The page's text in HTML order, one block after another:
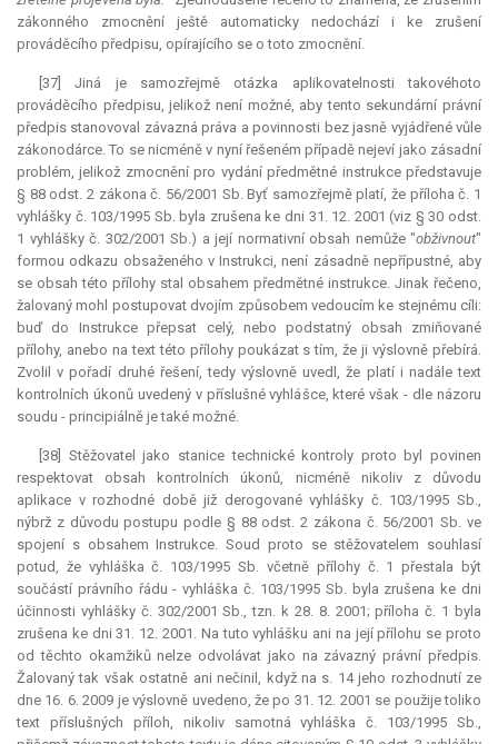
zákonného zmocnění ještě automaticky nedochází i ke zrušení
prováděcího předpisu, opírajícího se o toto zmocnění.
[37] Jiná je samozřejmě otázka aplikovatelnosti takovéhoto
prováděcího předpisu, jelikož není možné, aby tento sekundární právní
předpis stanovoval závazná práva a povinnosti bez jasně vyjádřené vůle
zákonodárce. To se nicméně v nyní řešeném případě nejeví jako zásadní
problém, jelikož zmocnění pro vydání předmětné instrukcepředstavuje
§ 88 odst. 2 zákona č. 56/2001 Sb. Byť samozřejmě platí, že příloha č. 1
vyhlášky č. 103/1995 Sb. byla zrušena ke dni 31. 12. 2001 (viz § 30 odst.
1 vyhlášky č. 302/2001 Sb.) a její normativní obsah nemůže "obživnout"
formou odkazu obsaženého v Instrukci, není zásadně nepřípustné, aby
se obsah této přílohy stal obsahem předmětné instrukce. Jinak řečeno,
žalovaný mohl postupovat dvojím způsobem vedoucím ke stejnému cíli:
buď do Instrukcepřepsat celý, nebo podstatný obsah zmiňované
přílohy, anebo na text této přílohy poukázat s tím, že ji výslovně přebírá.
Zvolil v pořadí druhé řešení, tedy výslovně uvedl, že platí i nadále text
kontrolních úkonů uvedený v příslušné vyhlášce, které však - dle názoru
soudu - principiálně je také možné.
[38] Stěžovatel jako stanice technické kontroly proto byl povinen
respektovat obsah kontrolních úkonů, nicméně nikoliv z důvodu
aplikace v rozhodné době již derogované vyhlášky č. 103/1995 Sb.,
nýbrž z důvodu postupu podle § 88 odst. 2 zákona č. 56/2001 Sb. ve
spojení s obsahemInstrukce. Soud proto se stěžovatelem souhlasí
potud, že vyhláška č. 103/1995 Sb. včetně přílohy č. 1 přestala být
součástí právního řádu - vyhláška č. 103/1995 Sb. byla zrušena ke dni
účinnosti vyhlášky č. 302/2001 Sb., tzn. k 28. 8. 2001; příloha č. 1 byla
zrušena ke dni 31. 12. 2001. Na tuto vyhlášku ani na její přílohu se proto
od těchto okamžiků nelze odvolávat jako na závazný právní předpis.
Žalovaný tak však ostatně ani nečinil, když na s. 14 jeho rozhodnutí ze
dne 16. 6. 2009 je výslovně uvedeno, že po 31. 12. 2001 se použije toliko
text příslušných příloh, nikoliv samotná vyhláška č. 103/1995 Sb.,